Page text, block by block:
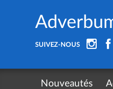
SUIVEZ-NOUS
Nouveautés